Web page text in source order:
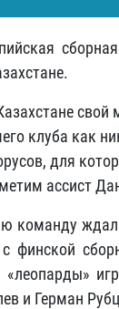
клуба как
для
ассист
команду ждал
с финской
и Герман